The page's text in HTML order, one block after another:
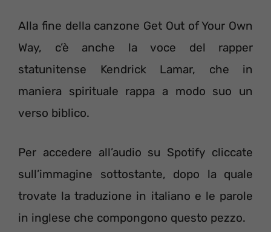
Alla fine della canzone Get Out of Your Own
Way, c’è anche la voce del rapper
statunitense Kendrick Lamar, che in
maniera spirituale rappa a modo suo un
verso biblico.
Per accedere all’audio su Spotify cliccate
sull’immagine sottostante, dopo la quale
trovate la traduzione in italiano e le parole
in inglese che compongono questo pezzo.